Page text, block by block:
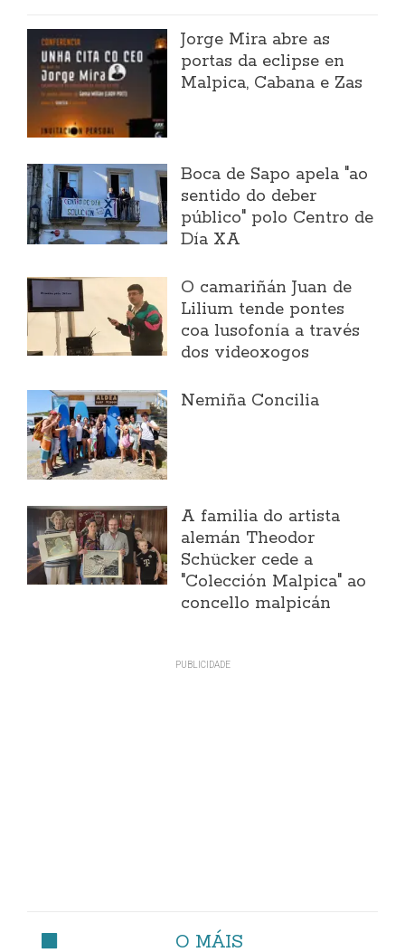
Jorge Mira abre as
portas da eclipse en
Malpica, Cabana e Zas
Boca de Sapo apela "ao
sentido do deber
público" polo Centro de
Día XA
O camariñán Juan de
Lilium tende pontes
coa lusofonía a través
dos videoxogos
Nemiña Concilia
A familia do artista
alemán Theodor
Schücker cede a
"Colección Malpica" ao
concello malpicán
O MÁIS